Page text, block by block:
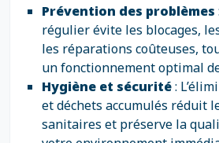
Prévention des problèmes
régulier évite les blocages,
les réparations coûteuses,
un fonctionnement optimal
Hygiène et sécurité:
et déchets accumulés réduit
sanitaires et préserve la